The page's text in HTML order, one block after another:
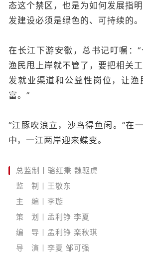
态这个禁区，也是为如何发展指
发建设必须是绿色的、可持续的。
在长江下游安徽，总书记叮嘱：
渔民甩上岸就不管了，要把相关
发就业渠道和公益性岗位，让渔
富。”
“江豚吹浪立，沙鸟得鱼闲。”在
中 ，一江两岸迎来蝶变。
总监制丨骆红秉 魏驱虎
监 制丨王敬东
主 编丨李璇
策 划丨孟利铮 李夏
编 导丨孟利铮 栾秋琪
导 演丨李夏 邹可强